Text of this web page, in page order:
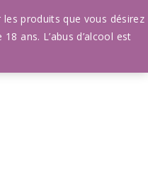
Connexion
produits que vous désirez
ans. L’abus d’alcool est